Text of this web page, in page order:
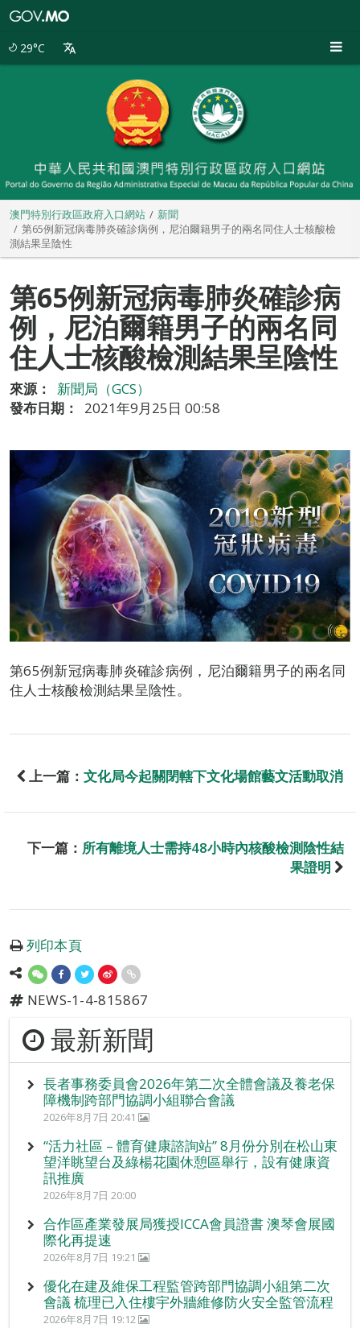
29°C
澳門特別行政區政府入口網站
新聞
第65例新冠病毒肺炎確診病例，尼泊爾籍男子的兩名同住人士核酸檢
測結果呈陰性
第65例新冠病毒肺炎確診病
例，尼泊爾籍男子的兩名同
住人士核酸檢測結果呈陰性
來源：
新聞局（GCS）
發布日期：
2021年9月25日 00:58
第65例新冠病毒肺炎確診病例，尼泊爾籍男子的兩名同
住人士核酸檢測結果呈陰性。
上一篇： 文化局今起關閉轄下文化場館藝文活動取消
下一篇： 所有離境人士需持48小時內核酸檢測陰性結
果證明
列印本頁
NEWS-1-4-815867
最新新聞
長者事務委員會2026年第二次全體會議及養老保
障機制跨部門協調小組聯合會議
2026年8月7日 20:41
“活力社區 – 體育健康諮詢站” 8月份分別在松山東
望洋眺望台及綠楊花園休憩區舉行，設有健康資
訊推廣
2026年8月7日 20:00
合作區產業發展局獲授ICCA會員證書 澳琴會展國
際化再提速
2026年8月7日 19:21
優化在建及維保工程監管跨部門協調小組第二次
會議 梳理已入住樓宇外牆維修防火安全監管流程
2026年8月7日 19:12